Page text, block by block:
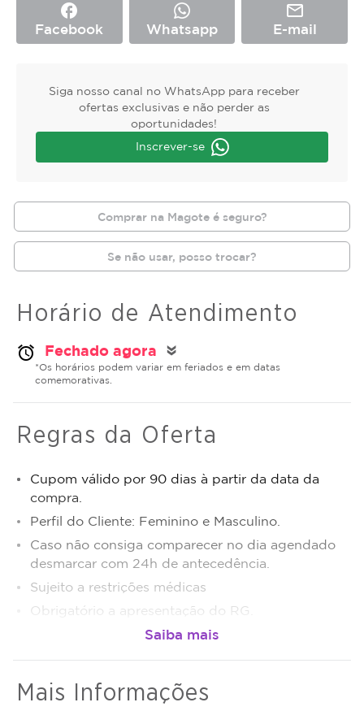
facebook
Facebook Whatsapp
mail_outline
E-mail
Siga nosso canal no WhatsApp para receber
ofertas exclusivas e não perder as
oportunidades!
Inscrever-se
Comprar na Magote é seguro?
Se não usar, posso trocar?
Horário de Atendimento
alarm Fechado agora double_arrow
*Os horários podem variar em feriados e em datas
comemorativas.
Regras da Oferta
Cupom válido por 90 dias à partir da data da
compra.
Perfil do Cliente: Feminino e Masculino.
Caso não consiga comparecer no dia agendado
desmarcar com 24h de antecedência.
Sujeito a restrições médicas
Obrigatório a apresentação do RG.
Após o tratamento iniciado, não será possível a
O não comparecimento será considerado sessão
Mais Informações